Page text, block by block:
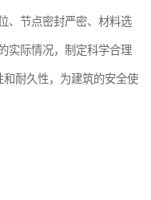
、节点密封严密、材料选
实际情况，制定科学合理
耐久性，为建筑的安全使